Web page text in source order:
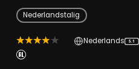
Nederlandstalig
Nederlands 5.1